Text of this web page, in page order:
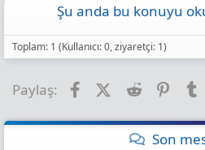
Şu anda bu konuyu
Toplam: 1 (Kullanıcı: 0, ziyaretçi: 1)
Paylaş: FacebookX (Twitter)
Reddit
Son